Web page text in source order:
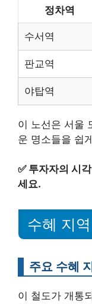
정차역
수서역
판교역
야탑역
이 노선은 서울
운 명소들을 쉽
✅ 투자자의 시
세요.
수혜 지
주요 수혜
이 철도가 개통